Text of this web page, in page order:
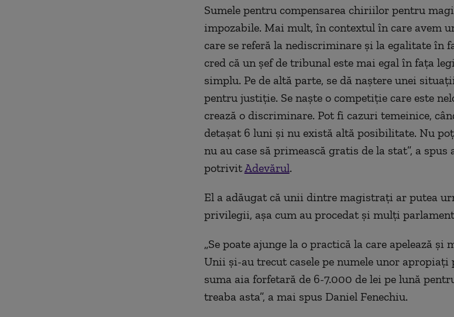
Sumele pentru compensarea chiriilor pentru
impozabile. Mai mult, în contextul în care avem
care se referă la nediscriminare şi la egalitate în
cred că un şef de tribunal este mai egal în faţa
simplu. Pe de altă parte, se dă naştere unei
pentru justiţie. Se naşte o competiţie care este
crează o discriminare. Pot fi cazuri temeinice,
detaşat 6 luni şi nu există altă posibilitate. Nu
nu au case să primească gratis de la stat”, a spus
potrivit Adevărul.
El a adăugat că unii dintre magistraţi ar putea
privilegii, aşa cum au procedat şi mulţi
„Se poate ajunge la o practică la care apelează
Unii şi-au trecut casele pe numele unor
suma aia forfetară de 6-7.000 de lei pe lună
treaba asta”, a mai spus Daniel Fenechiu.